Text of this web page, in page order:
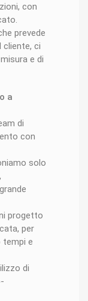
con
prevede
cliente, ci
e di
a
di
con
solo
progetto
per
tempi e
di